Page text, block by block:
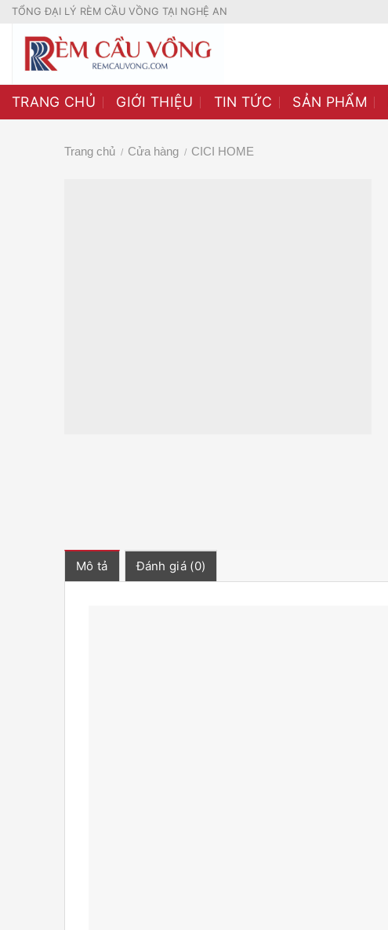
Skip
content
TỔNG ĐẠI LÝ RÈM CẦU VỒNG TẠI NGHỆ AN
TRANG CHỦ GIỚI THIỆU TIN TỨC SẢN PHẨM
Trang chủ / Cửa hàng / CICI HOME
Mô tả Đánh giá (0)